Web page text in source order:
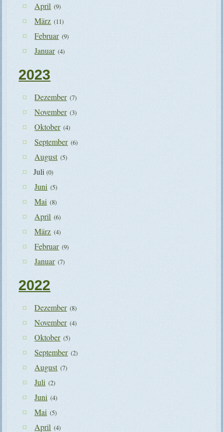
April (9)
März (11)
Februar (9)
Januar (4)
2023
Dezember (7)
November (3)
Oktober (4)
September (6)
August (5)
Juli(0)
Juni (5)
Mai (8)
April (6)
März (4)
Februar (9)
Januar (7)
2022
Dezember (8)
November (4)
Oktober (5)
September (2)
August (7)
Juli (2)
Juni (4)
Mai (5)
April (4)